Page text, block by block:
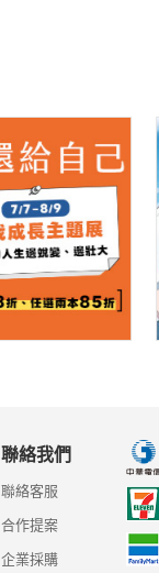
聯絡我們
聯絡客服
合作提案
企業採購